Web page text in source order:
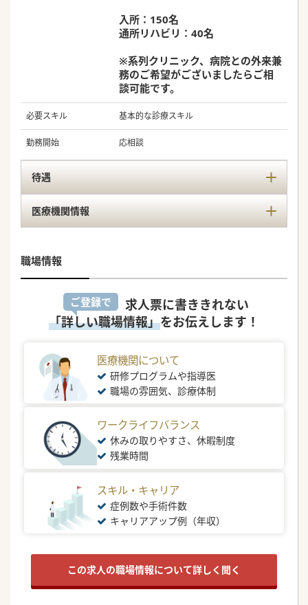
入所：150名
通所リハビリ：40名
※系列クリニック、病院との外来兼
務のご希望がございましたらご相
談可能です。
必要スキル 基本的な診療スキル
勤務開始 応相談
待遇
医療機関情報
職場情報
ご登録で
求人票に書ききれない
「詳しい職場情報」をお伝えします！
医療機関について
研修プログラムや指導医
職場の雰囲気、診療体制
ワークライフバランス
休みの取りやすさ、休暇制度
残業時間
スキル・キャリア
症例数や手術件数
キャリアアップ例（年収）
この求人の職場情報について詳しく聞く